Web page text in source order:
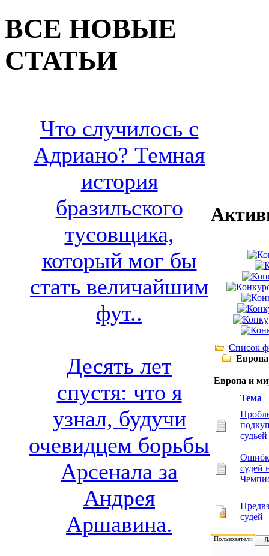
ВСЕ НОВЫЕ
СТАТЬИ
Что случилось с
Адриано? Темная
история
бразильского
тусовщика,
который мог бы
стать величайшим
фут..
Десять лет
спустя: что я
узнал, будучи
очевидцем борьбы
Арсенала за
Андрея
Аршавина.
Список
Европа и
Тема
судьей
судей
судей
Пользователи